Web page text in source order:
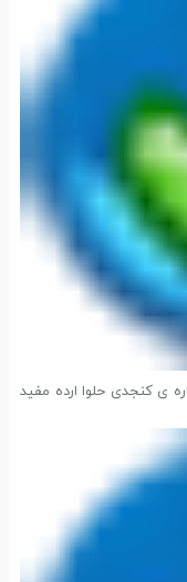
ی کنجدی حلوا ارده مفید